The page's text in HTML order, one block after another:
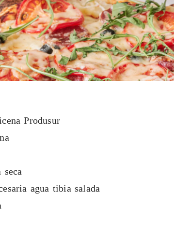
Produsur
seca
agua tibia salada